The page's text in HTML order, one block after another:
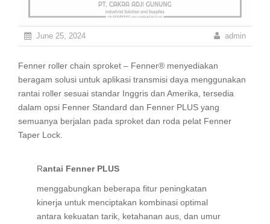
June 25, 2024 admin
Fenner roller chain sproket – Fenner® menyediakan
beragam solusi untuk aplikasi transmisi daya menggunakan
rantai roller sesuai standar Inggris dan Amerika, tersedia
dalam opsi Fenner Standard dan Fenner PLUS yang
semuanya berjalan pada sproket dan roda pelat Fenner
Taper Lock.
Rantai Fenner PLUS
menggabungkan beberapa fitur peningkatan
kinerja untuk menciptakan kombinasi optimal
antara kekuatan tarik, ketahanan aus, dan umur